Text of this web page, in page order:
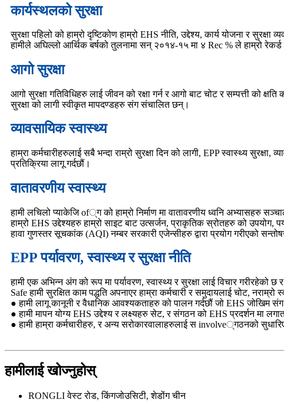
कार्यस्थलको सुरक्षा
सुरक्षा पहिलो को हाम्रो दृष्टिकोण हाम्रो EHS नीति, उद्देश्य, कार्य योजना र
हामीले अघिल्लो आर्थिक बर्षको तुलनामा सन् २०१४-१५ मा ४ Rec % ले हाम्रो रेकर्ड
आगो सुरक्षा
आगो सुरक्षा गतिविधिहरु लाई जीवन को रक्षा गर्न र आगो बाट चोट र सम्पत्ती को
सुरक्षा को लागी स्वीकृत मापदण्डहरु संग संचालित छन्।
व्यावसायिक स्वास्थ्य
हाम्रा कर्मचारीहरुलाई सबै भन्दा राम्रो सुरक्षा दिन को लागी, EPP स्वास्थ्य
प्रतिक्रिया लागू गर्दछौं।
वातावरणीय स्वास्थ्य
हामी लचिलो प्याकेजि of्ग को हाम्रो निर्माण मा वातावरणीय ध्वनि अभ्यासहरु
हाम्रो EHS उद्देश्यहरु हाम्रो साइट बाट उत्सर्जन, प्राकृतिक स्रोतहरु को उपयोग,
हावा गुणस्तर सूचकांक (AQI) नम्बर सरकारी एजेन्सीहरु द्वारा प्रयोग गरीएको
EPP पर्यावरण, स्वास्थ्य र सुरक्षा नीति
हामी एक अभिन्न अंग को रूप मा पर्यावरण, स्वास्थ्य र सुरक्षा लाई विचार गरीरहेको छ र
Safe हामी सुरक्षित काम पद्धति अपनाएर हाम्रा कर्मचारी र समुदायलाई चोट,
● हामी लागू कानूनी र वैधानिक आवश्यकताहरु को पालन गर्दछौं जो EHS जोखिम
● हामी मापन योग्य EHS उद्देश्य र लक्ष्यहरु सेट, र संगठन को EHS प्रदर्शन मा
● हामी हाम्रा कर्मचारीहरु, र अन्य सरोकारवालाहरुलाई स involve्गठनको
हामीलाई खोज्नुहोस्
RONGLI वेस्ट रोड, किंगजोउसिटी, शेडोंग चीन